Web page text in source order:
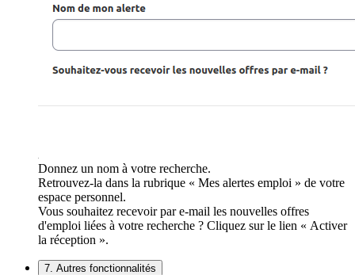
Donnez un nom à votre recherche.
Retrouvez-la dans la rubrique « Mes alertes emploi » de votre
espace personnel.
Vous souhaitez recevoir par e-mail les nouvelles offres
d'emploi liées à votre recherche ? Cliquez sur le lien « Activer
la réception ».
7. Autres fonctionnalités